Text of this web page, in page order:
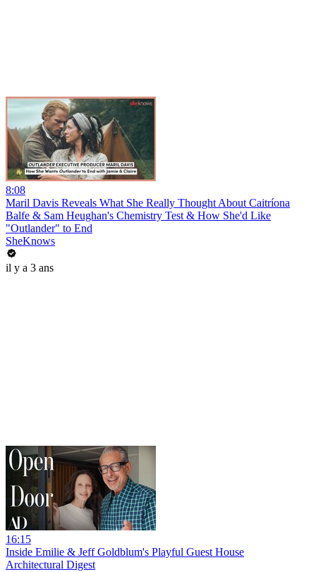
8:08
Maril Davis Reveals What She Really Thought About Caitríona
Balfe & Sam Heughan's Chemistry Test & How She'd Like
"Outlander" to End
SheKnows
il y a 3 ans
16:15
Inside Emilie & Jeff Goldblum's Playful Guest House
Architectural Digest